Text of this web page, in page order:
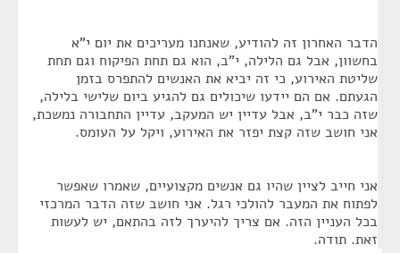
הדבר האחרון זה להודיע, שאנחנו מעריכים את יום י"א
בחשוון, אבל גם הלילה, י"ב, הוא גם תחת הפיקוח וגם תחת
שליטת האירוע, כי זה יביא את האנשים להתפרס בזמן
הגעתם. אם הם יידעו שיכולים גם להגיע ביום שלישי בלילה,
שזה כבר י"ב, אבל עדיין יש המעקב, עדיין התחבורה נמשכת,
אני חושב שזה קצת יפזר את האירוע, ויקל על העומס.
אני חייב לציין שהיו גם אנשים מקצועיים, שאמרו שאפשר
לפתוח את המעבר להולכי רגל. אני חושב שזה הדבר המרכזי
בכל העניין הזה. אם צריך להיערך לזה בהתאם, יש לעשות
זאת. תודה.